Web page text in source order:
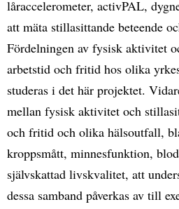
låraccelerometer, activPAL,
att mäta stillasittande beteende
Fördelningen av fysisk aktivitet
arbetstid och fritid hos olika
studeras i det här projektet.
mellan fysisk aktivitet och
och fritid och olika hälsoutfall,
kroppsmått, minnesfunktion,
självskattad livskvalitet, att
dessa samband påverkas av till